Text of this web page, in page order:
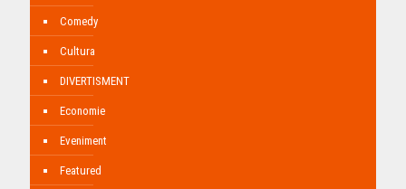
Comedy
Cultura
DIVERTISMENT
Economie
Eveniment
Featured